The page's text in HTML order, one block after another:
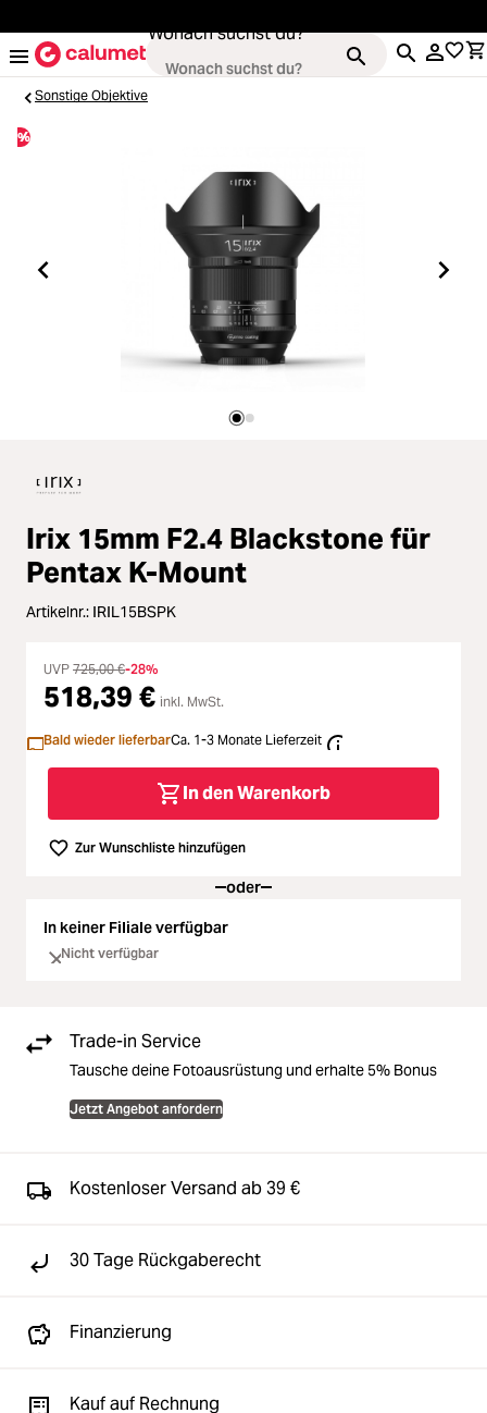
Wonach suchst du?
Loading... Objektive
Loading... Video & Drohnen
Stative & Gimbals
Loading...Zubehör
Loading...Licht & Studio
Loading...Bildbearbeitung
Loading...Ferngläser
Loading...Second Hand
Loading...
Loading...
Sonstige Objektive
%
Irix 15mm F2.4 Blackstone für
Pentax K-Mount
Artikelnr.: IRIL15BSPK
UVP 725,00 €-28%
518,39 € inkl. MwSt.
Bald wieder lieferbarCa. 1-3 Monate Lieferzeit
In den Warenkorb
Zur Wunschliste hinzufügen
oder
In keiner Filiale verfügbar
Nicht verfügbar
Trade-in Service
Tausche deine Fotoausrüstung und erhalte 5% Bonus
Jetzt Angebot anfordern
Kostenloser Versand ab 39 €
30 Tage Rückgaberecht
Finanzierung
Kauf auf Rechnung